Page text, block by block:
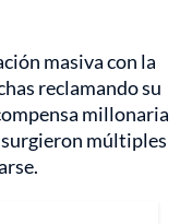
masiva con la
reclamando su
millonaria
múltiples